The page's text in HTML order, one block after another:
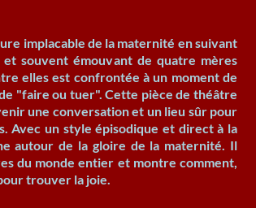
implacable de la maternité en suivant
souvent émouvant de quatre mères
elles est confrontée à un moment de
"faire ou tuer". Cette pièce de théâtre
une conversation et un lieu sûr pour
Avec un style épisodique et direct à la
autour de la gloire de la maternité. Il
du monde entier et montre comment,
trouver la joie.